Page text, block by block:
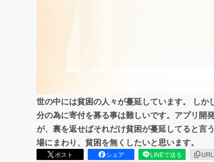
世の中には貧困の人々が蔓延しています。 し
分の為に寄付を募る事は難しいです。アプリ開
が、裏を返せばそれだけ貧困が蔓延してると言
場にまわり、貧困を無くしたいと思います。
ポスト シェア LINEで送る